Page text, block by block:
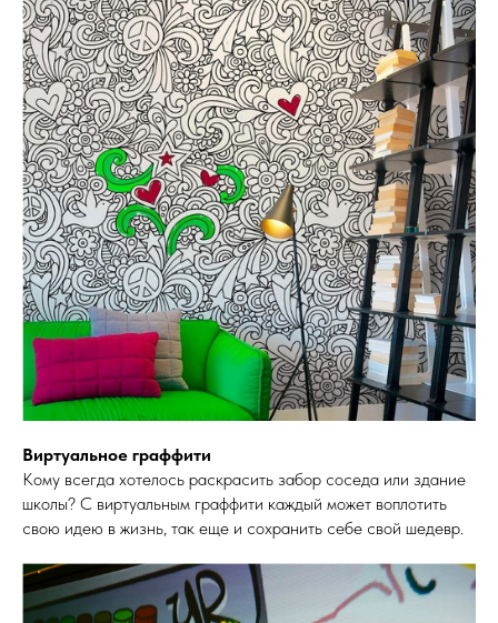
Виртуальное граффити
Кому всегда хотелось раскрасить забор соседа или здание
школы? С виртуальным граффити каждый может воплотить
свою идею в жизнь, так еще и сохранить себе свой шедевр.